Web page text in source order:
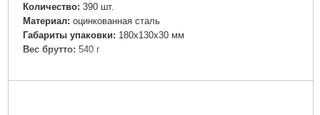
Количество: 390 шт.
Материал: оцинкованная сталь
Габариты упаковки: 180x130x30 мм
Вес брутто: 540 г
Подробнее...